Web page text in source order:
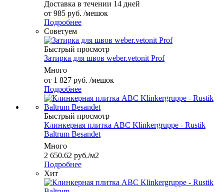
Доставка в течении 14 дней
от 985 руб. /мешок
Подробнее
Советуем
Быстрый просмотр
Затирка для швов weber.vetonit Prof
Много
от 1 827 руб. /мешок
Подробнее
Быстрый просмотр
Клинкерная плитка ABC Klinkergruppe - Rustik
Baltrum Besandet
Много
2 650.62 руб./м2
Подробнее
Хит